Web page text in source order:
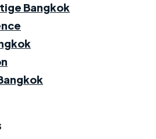
Bangkok